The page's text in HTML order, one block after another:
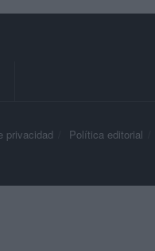
privacidad Política editorial